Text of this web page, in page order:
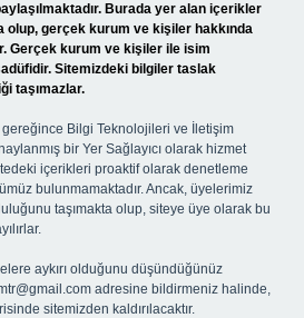
Burada yer alan içerikler
olup, gerçek kurum ve kişiler hakkında
Gerçek kurum ve kişiler ile isim
Sitemizdeki bilgiler taslak
taşımazlar.
gereğince Bilgi Teknolojileri ve İletişim
bir Yer Sağlayıcı olarak hizmet
içerikleri proaktif olarak denetleme
bulunmamaktadır. Ancak, üyelerimiz
taşımakta olup, siteye üye olarak bu
aykırı olduğunu düşündüğünüz
adresine bildirmeniz halinde,
sitemizden kaldırılacaktır.